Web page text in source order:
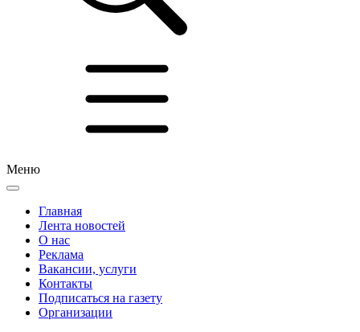
Меню
Главная
Лента новостей
О нас
Реклама
Вакансии, услуги
Контакты
Подписаться на газету
Организации